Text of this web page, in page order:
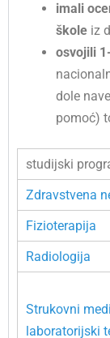
imali
škole iz
osvojili
dole
pomoć)
studijski
Zdravstvena
Fizioterapija
Radiologija
Strukovni
laboratorijski